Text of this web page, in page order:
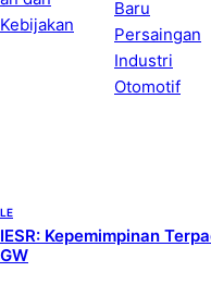
LE
IESR: Kepemimpinan
GW